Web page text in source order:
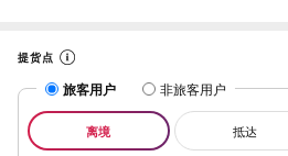
提货点
旅客用户 非旅客用户
离境 抵达